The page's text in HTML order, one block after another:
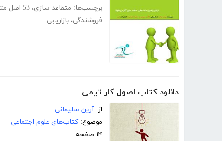
برچسب‌ها: متقاعد سازی، 53 اصل متقاعدسازی
فروشندگی، بازاریابی
دانلود کتاب اصول کار تیمی
از: آرین سلیمانی
موضوع: کتاب‌های علوم اجتماعی
۱۴ صفحه